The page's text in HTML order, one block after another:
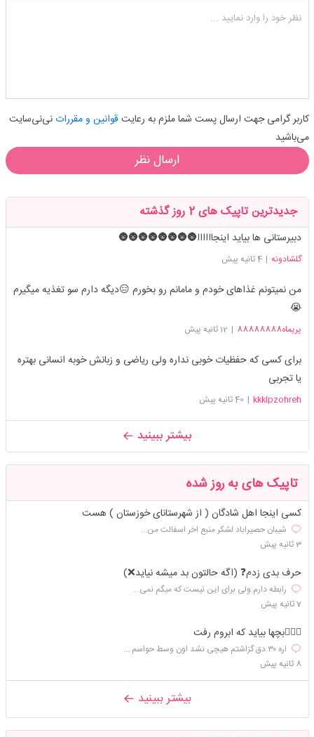
نظر خود را وارد نمایید ...
کاربر گرامی جهت ارسال پست شما ملزم به رعایت قوانین و مقرراتنی‌نی‌سایت
می‌باشید
ارسال نظر
جدیدترین تاپیک های 2 روز گذشته
دبیرستانی ها بیاید اینجاااااا🌚🌚🌚🌚🌚🌚🌚🌚
گلشادونه | 4 ثانیه پیش
من نمیتونم غذاهای خودم و مامانم رو بخورم 😑دیگه دارم سو تغذیه میگیرم
😭
پریماه88888888 | 12 ثانیه پیش
برای کسی که حفظیات خوبی نداره ولی ریاضی و زبانش خوبه انسانی بهتره
یا تجربی
kkklpzohreh
| 40 ثانیه پیش
بیشتر ببینید
تاپیک های به روز شده
کسی اینجا اهل شادگان ( از شهرستانای خوزستان ) هست
شیبان حصیراباد لشکر منبع اخر اسفالت من...
3 ثانیه پیش
حرف بدی زدم❓️ (اگه حالتون بد میشه نیاید❌️)
رابطه دارم.ولی برای این نیست که میگم نمی...
7 ثانیه پیش
🤦🏻‍♀️بچها بیاید که ابروم رفت
اره ۳۰ دق گزاشتم هیچی نشد اون وسط حواسم ...
8 ثانیه پیش
بیشتر ببینید